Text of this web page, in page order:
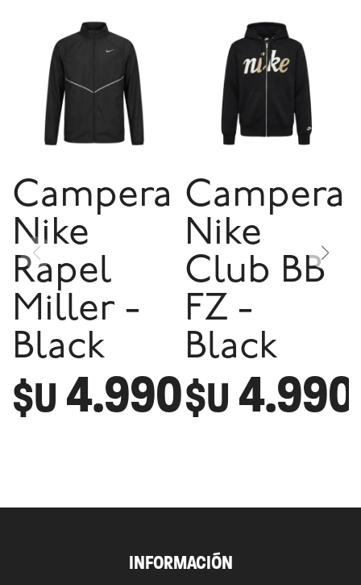
Campera
Nike
Rapel
Miller -
Black
$U 4.990
Campera
Nike
Club BB
FZ -
Black
$U 4.990
INFORMACIÓN